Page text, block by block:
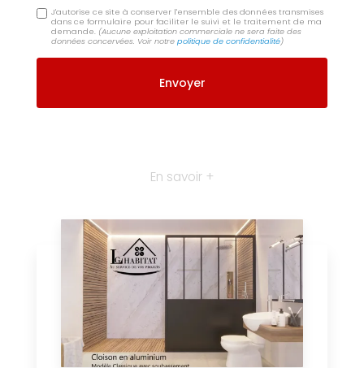
J'autorise ce site à conserver l'ensemble des données transmises
dans ce formulaire pour faciliter le suivi et le traitement de ma
demande. (Aucune exploitation commerciale ne sera faite des
données concervées. Voir notrepolitique de confidentialité)
En savoir +